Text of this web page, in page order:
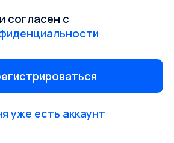
согласен с
уже есть аккаунт